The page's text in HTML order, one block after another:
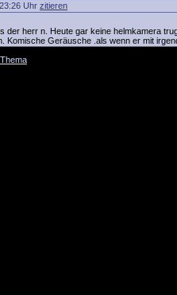
Uhr zitieren
der herr n. Heute gar keine helmkamera
Komische Geräusche .als wenn er mit